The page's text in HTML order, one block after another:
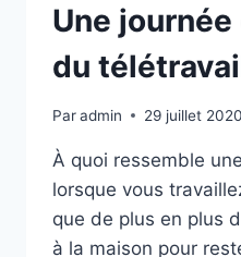
Une
du
Paradmin 29 juillet 2020
À quoi ressemble
lorsque vous
que de plus en plus
à la maison pour